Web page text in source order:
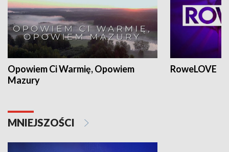
Opowiem Ci Warmię, Opowiem
Mazury
RoweLOVE
MNIEJSZOŚCI